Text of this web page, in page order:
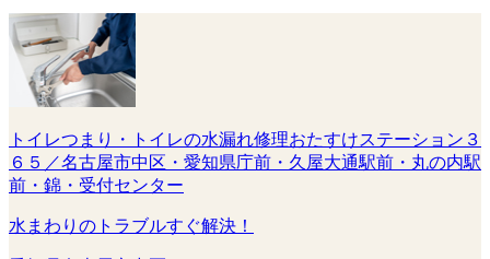
トイレつまり・トイレの水漏れ修理おたすけステーション３
６５／名古屋市中区・愛知県庁前・久屋大通駅前・丸の内駅
前・錦・受付センター
水まわりのトラブルすぐ解決！